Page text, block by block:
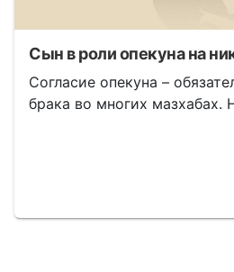
Сын в роли опекуна на
Согласие опекуна –
брака во многих мазхабах.